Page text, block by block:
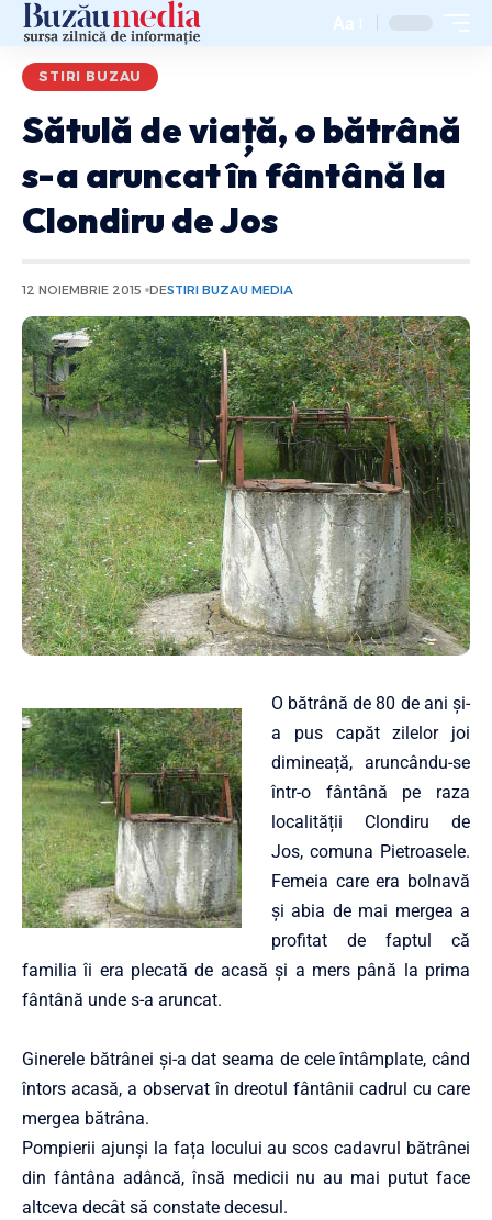
Aa
STIRI BUZAU
Sătulă de viață, o bătrână
s-a aruncat în fântână la
Clondiru de Jos
12 NOIEMBRIE 2015 DESTIRI BUZAU MEDIA
O bătrână de 80 de ani și-
a pus capăt zilelor joi
dimineață, aruncându-se
într-o fântână pe raza
localității Clondiru de
Jos, comuna Pietroasele.
Femeia care era bolnavă
și abia de mai mergea a
profitat de faptul că
familia îi era plecată de acasă și a mers până la prima
fântână unde s-a aruncat.
Ginerele bătrânei și-a dat seama de cele întâmplate, când
întors acasă, a observat în dreotul fântânii cadrul cu care
mergea bătrâna.
Pompierii ajunși la fața locului au scos cadavrul bătrânei
din fântâna adâncă, însă medicii nu au mai putut face
altceva decât să constate decesul.